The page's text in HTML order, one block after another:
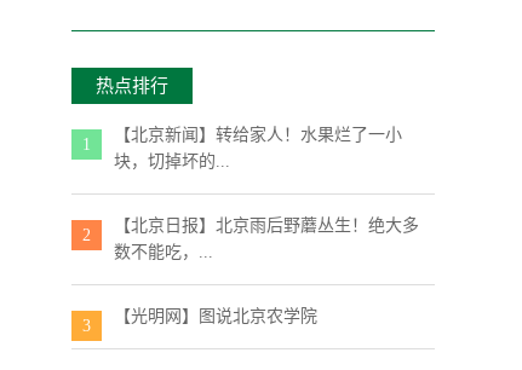
热点排行
1
【北京新闻】转给家人！水果烂了一小
块，切掉坏的...
2
【北京日报】北京雨后野蘑丛生！绝大多
数不能吃，...
3
【光明网】图说北京农学院